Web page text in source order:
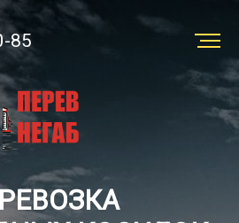
Заказать
перевозку
85